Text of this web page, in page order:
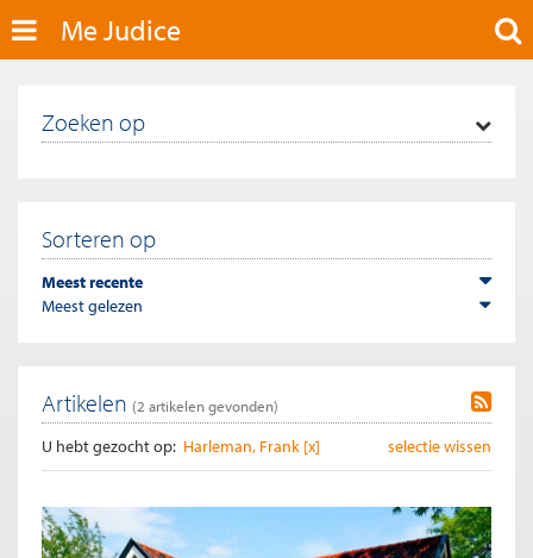
Me Judice
Zoeken op
Sorteren op
Meest recente
Meest gelezen
Artikelen (2 artikelen gevonden)
U hebt gezocht op: selectie wissen
Harleman, Frank [x]